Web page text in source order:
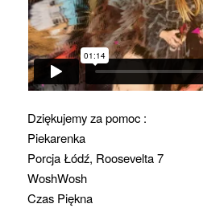
Dziękujemy za pomoc :
Piekarenka
Porcja Łódź, Roosevelta 7
WoshWosh
Czas Piękna